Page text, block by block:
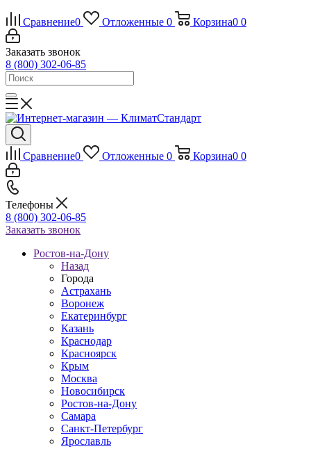
Сравнение0 Отложенные 0 Корзина0 0
Заказать звонок
8 (800) 302-06-85
Сравнение0 Отложенные 0 Корзина0 0
Телефоны
8 (800) 302-06-85
Заказать звонок
Ростов-на-Дону
Назад
Города
Астрахань
Воронеж
Екатеринбург
Казань
Краснодар
Красноярск
Крым
Москва
Новосибирск
Ростов-на-Дону
Самара
Санкт-Петербург
Ярославль